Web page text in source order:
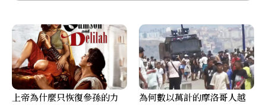
上帝為什麼只恢復參孫的力
為何數以萬計的摩洛哥人越